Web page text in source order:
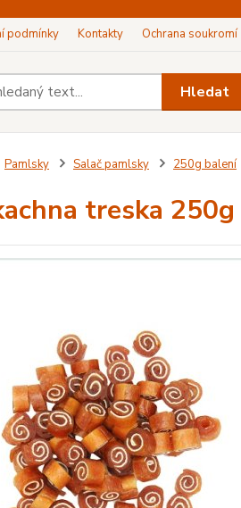
podmínky Kontakty Ochrana soukromí
Hledat
Pamlsky Salač pamlsky 250g balení
treska 250g